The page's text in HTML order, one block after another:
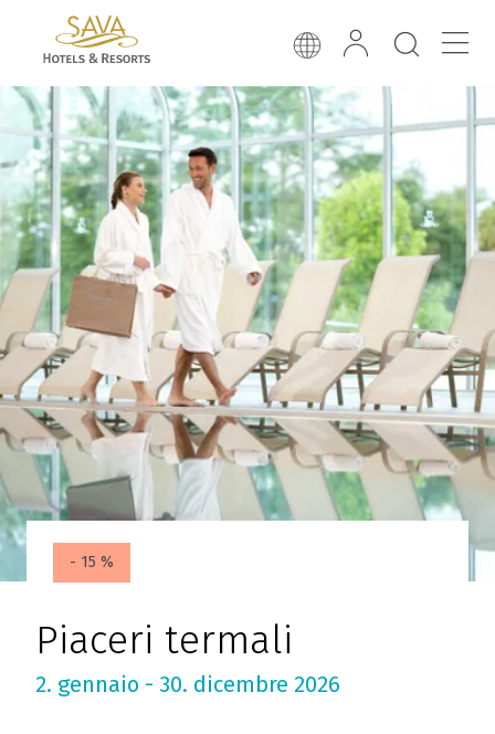
- 15 %
Piaceri termali
2. gennaio - 30. dicembre 2026